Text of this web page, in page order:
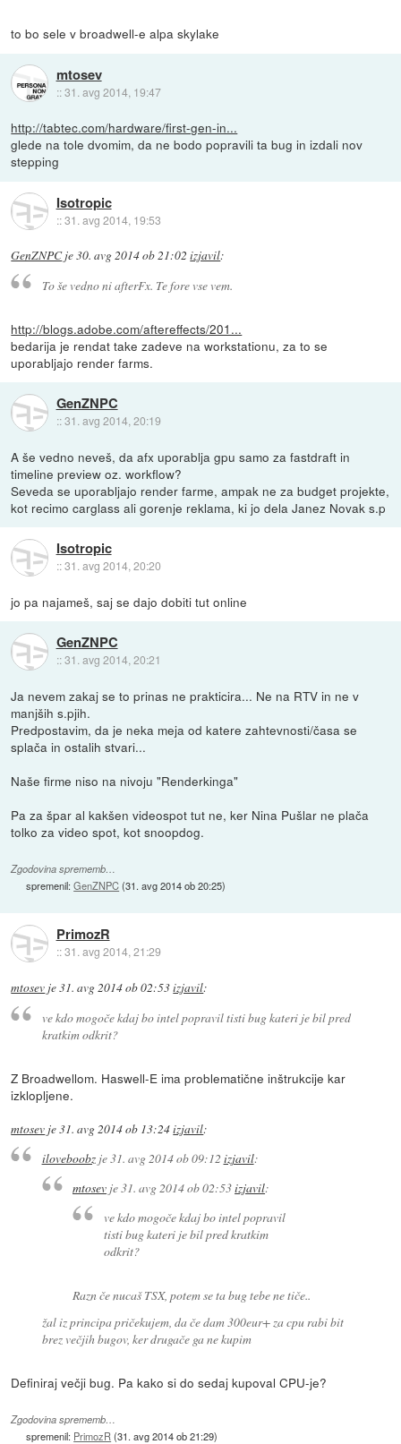
to bo sele v broadwell-e alpa skylake
mtosev
::31. avg 2014, 19:47
http://tabtec.com/hardware/first-gen-in...
glede na tole dvomim, da ne bodo popravili ta bug in izdali nov
stepping
Isotropic
::31. avg 2014, 19:53
GenZNPCje30. avg 2014 ob 21:02 izjavil:
To še vedno ni afterFx. Te fore vse vem.
http://blogs.adobe.com/aftereffects/201...
bedarija je rendat take zadeve na workstationu, za to se
uporabljajo render farms.
GenZNPC
::31. avg 2014, 20:19
A še vedno neveš, da afx uporablja gpu samo za fastdraft in
timeline preview oz. workflow?
Seveda se uporabljajo render farme, ampak ne za budget projekte,
kot recimo carglass ali gorenje reklama, ki jo dela Janez Novak s.p
Isotropic
::31. avg 2014, 20:20
jo pa najameš, saj se dajo dobiti tut online
GenZNPC
::31. avg 2014, 20:21
Ja nevem zakaj se to prinas ne prakticira... Ne na RTV in ne v
manjših s.pjih.
Predpostavim, da je neka meja od katere zahtevnosti/časa se
splača in ostalih stvari...
Naše firme niso na nivoju "Renderkinga"
Pa za špar al kakšen videospot tut ne, ker Nina Pušlar ne plača
tolko za video spot, kot snoopdog.
Zgodovina sprememb…
spremenil:GenZNPC(31. avg 2014 ob 20:25)
PrimozR
::31. avg 2014, 21:29
mtosev je31. avg 2014 ob 02:53izjavil:
ve kdo mogoče kdaj bo intel popravil tisti bug kateri je bil pred
kratkim odkrit?
Z Broadwellom. Haswell-E ima problematične inštrukcije kar
izklopljene.
mtosev je31. avg 2014 ob 13:24izjavil:
iloveboobzje31. avg 2014 ob 09:12 izjavil:
mtosev je31. avg 2014 ob 02:53izjavil:
ve kdo mogoče kdaj bo intel popravil
tisti bug kateri je bil pred kratkim
odkrit?
Razn če nucaš TSX, potem se ta bug tebe ne tiče..
žal iz principa pričekujem, da če dam 300eur+ za cpu rabi bit
brez večjih bugov, ker drugače ga ne kupim
Definiraj večji bug. Pa kako si do sedaj kupoval CPU-je?
Zgodovina sprememb…
spremenil: PrimozR (31. avg 2014 ob 21:29)